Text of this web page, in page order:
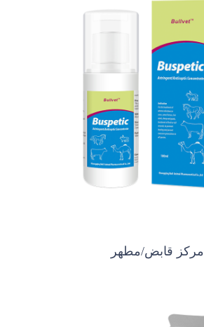
مركز قابض/مطهر